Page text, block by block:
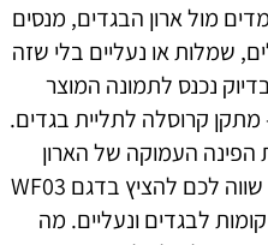
מול ארון הבגדים, מנסים
שמלות או נעליים בלי שזה
נכנס לתמונה המוצר
מתקן קרוסלה לתליית בגדים.
העמוקה של הארון
בצורה הכי פרקטית וחכמה שיש, שווה לכם להציץ בדגם WF03
3/4 עם שלוש קומות לבגדים ונעליים. מה